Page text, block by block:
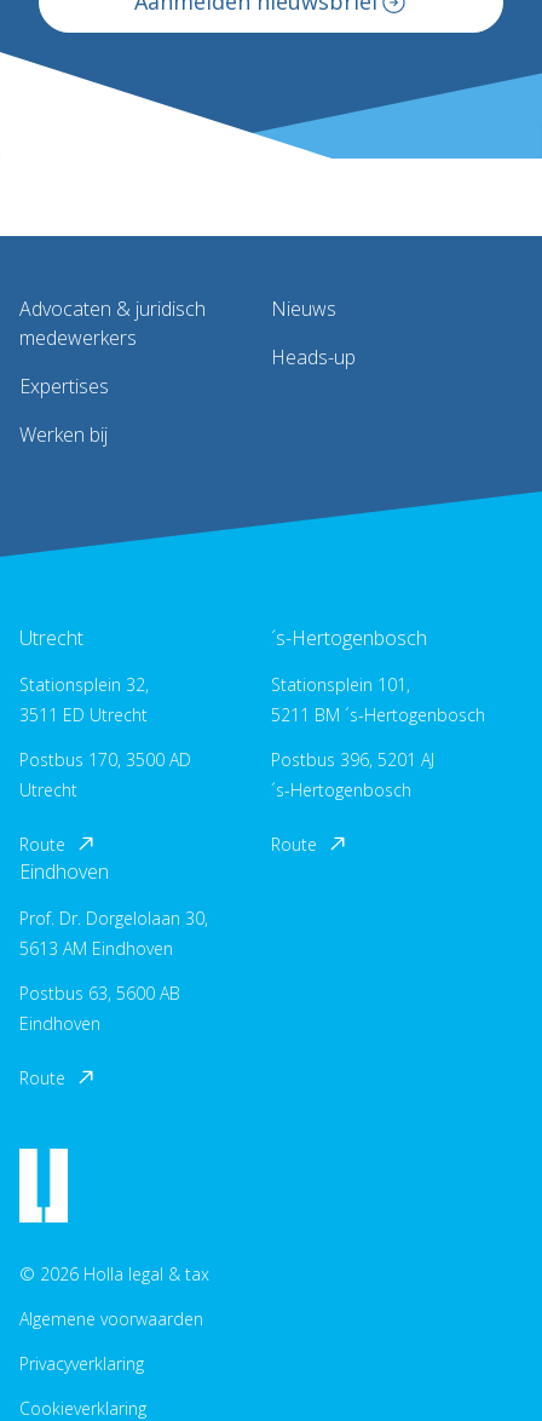
Advocaten & juridisch
medewerkers
Expertises
Werken bij
Nieuws
Heads-up
Utrecht
Stationsplein 32,
3511 ED Utrecht
Postbus 170, 3500 AD
Utrecht
Route
´s-Hertogenbosch
Stationsplein 101,
5211 BM ´s-Hertogenbosch
Postbus 396, 5201 AJ
´s-Hertogenbosch
Route
Eindhoven
Prof. Dr. Dorgelolaan 30,
5613 AM Eindhoven
Postbus 63, 5600 AB
Eindhoven
Route
© 2026 Holla legal & tax
Algemene voorwaarden
Privacyverklaring
Cookieverklaring